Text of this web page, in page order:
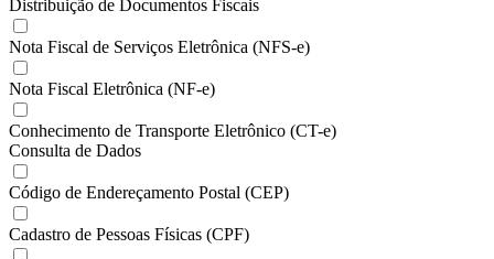
Distribuição de Documentos Fiscais
Nota Fiscal de Serviços Eletrônica (NFS-e)
Nota Fiscal Eletrônica (NF-e)
Conhecimento de Transporte Eletrônico (CT-e)
Consulta de Dados
Código de Endereçamento Postal (CEP)
Cadastro de Pessoas Físicas (CPF)